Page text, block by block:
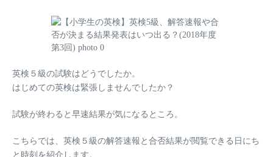
英検５級の試験はどうでしたか。
はじめての英検は緊張しませんでしたか？
試験が終わると早速結果が気になるところ。
こちらでは、英検５級の解答速報と合否結果が閲覧できる日にち
と時刻を紹介します。